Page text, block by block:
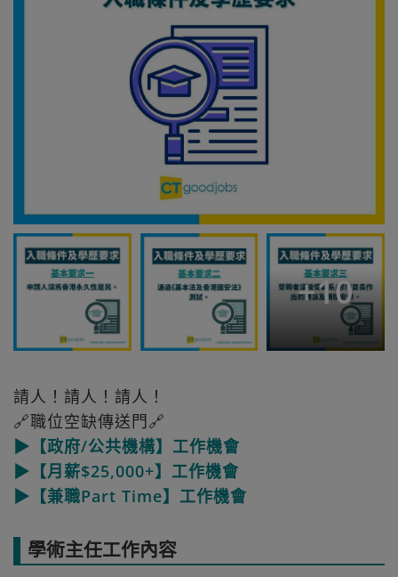
+10
請人！請人！請人！
🔗職位空缺傳送門🔗
▶【政府/公共機構】工作機會
▶【月薪$25,000+】工作機會
▶【兼職Part Time】工作機會
學術主任工作內容